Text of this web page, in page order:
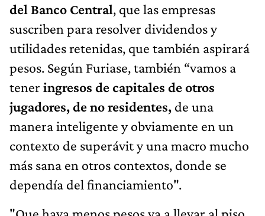
del Banco Central, que las empresas
suscriben para resolver dividendos y
utilidades retenidas, que también aspirará
pesos. Según Furiase, también “vamos a
tener ingresos de capitales de otros
jugadores, de no residentes, de una
manera inteligente y obviamente en un
contexto de superávit y una macro mucho
más sana en otros contextos, donde se
dependía del financiamiento".